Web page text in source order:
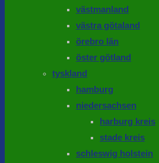
västmanland
västra götaland
örebro län
öster götland
tyskland
hamburg
niedersachsen
harburg kreis
stade kreis
schleswig holstein